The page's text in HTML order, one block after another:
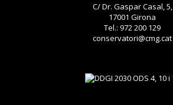
C/ Dr. Gaspar Casal, 5,
17001 Girona
Tel.: 972 200 129
conservatori@cmg.cat